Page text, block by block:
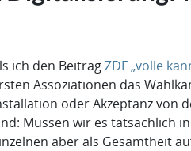
ich den BeitragZDF „volle
Assoziationen das
oder Akzeptanz von
Müssen wir es tatsächlich
aber als Gesamtheit